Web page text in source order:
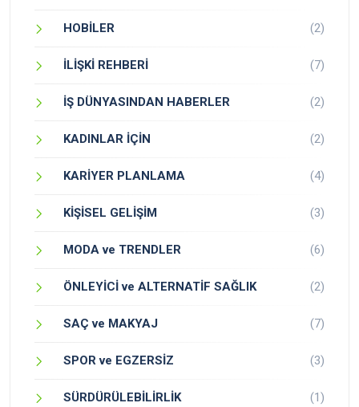
HOBİLER (2)
İLİŞKİ REHBERİ (7)
İŞ DÜNYASINDAN HABERLER (2)
KADINLAR İÇİN (2)
KARİYER PLANLAMA (4)
KİŞİSEL GELİŞİM (3)
MODA ve TRENDLER (6)
ÖNLEYİCİ ve ALTERNATİF SAĞLIK (2)
SAÇ ve MAKYAJ (7)
SPOR ve EGZERSİZ (3)
SÜRDÜRÜLEBİLİRLİK (1)